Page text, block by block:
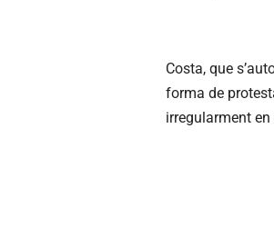
Costa, que
forma de
irregularment